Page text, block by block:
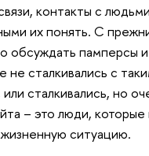
контакты с
их понять. С
обсуждать памперсы
не сталкивались с
сталкивались, но
– это люди,
ситуацию.